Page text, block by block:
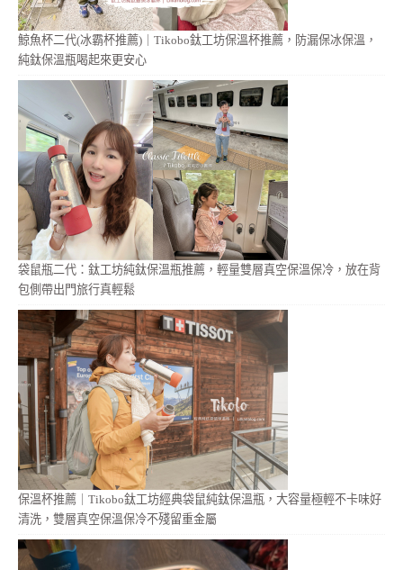
鯨魚杯二代(冰霸杯推薦)｜Tikobo鈦工坊保溫杯推薦，防漏保冰保溫，
純鈦保溫瓶喝起來更安心
袋鼠瓶二代：鈦工坊純鈦保溫瓶推薦，輕量雙層真空保溫保冷，放在背
包側帶出門旅行真輕鬆
保溫杯推薦｜Tikobo鈦工坊經典袋鼠純鈦保溫瓶，大容量極輕不卡味好
清洗，雙層真空保溫保冷不殘留重金屬